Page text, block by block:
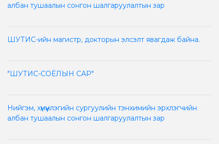
албан тушаалын сонгон шалгаруулалтын зар
ШУТИС-ийн магистр, докторын элсэлт явагдаж байна.
"ШУТИС-СОЁЛЫН САР"
Нийгэм, хүмүүнлэгийн сургуулийн тэнхимийн эрхлэгчийн
албан тушаалын сонгон шалгаруулалтын зар